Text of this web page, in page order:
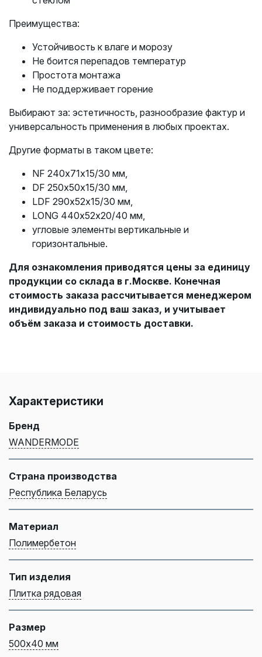
Преимущества:
Устойчивость к влаге и морозу
Не боится перепадов температур
Простота монтажа
Не поддерживает горение
Выбирают за: эстетичность, разнообразие фактур и
универсальность применения в любых проектах.
Другие форматы в таком цвете:
NF 240х71х15/30 мм,
DF 250х50х15/30 мм,
LDF 290х52х15/30 мм,
LONG 440х52х20/40 мм,
угловые элементы вертикальные и
горизонтальные.
Для ознакомления приводятся цены за единицу
продукции со склада в г.Москве. Конечная
стоимость заказа рассчитывается менеджером
индивидуально под ваш заказ, и учитывает
объём заказа и стоимость доставки.
Характеристики
Бренд
WANDERMODE
Страна производства
Республика Беларусь
Материал
Полимербетон
Тип изделия
Плитка рядовая
Размер
500х40 мм